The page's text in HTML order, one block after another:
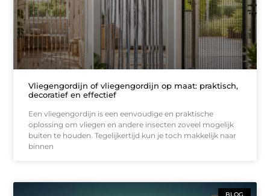
Vliegengordijn of vliegengordijn op maat: praktisch,
decoratief en effectief
Een vliegengordijn is een eenvoudige en praktische
oplossing om vliegen en andere insecten zoveel mogelijk
buiten te houden. Tegelijkertijd kun je toch makkelijk naar
binnen